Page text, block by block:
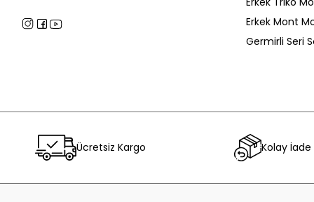
Erkek Mont
Germirli Seri
Ücretsiz Kargo Kolay